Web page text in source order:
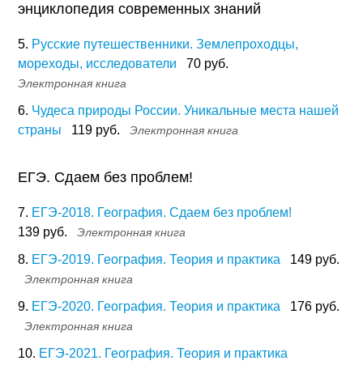
энциклопедия современных знаний
5. Русские путешественники. Землепроходцы,
мореходы, исследователи
70 руб.
Электронная книга
6. Чудеса природы России. Уникальные места нашей
страны
119 руб. Электронная книга
ЕГЭ. Сдаем без проблем!
7. ЕГЭ-2018. География. Сдаем без проблем!
139 руб.
Электронная книга
8. ЕГЭ-2019. География. Теория и практика 149 руб.
Электронная книга
9. ЕГЭ-2020. География. Теория и практика 176 руб.
Электронная книга
10. ЕГЭ-2021. География. Теория и практика